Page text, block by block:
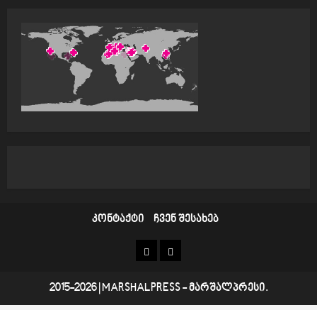
კონტაქტი ჩვენ შესახებ
კონტაქტი
ჩვენ
2015-2026 MARSHALPRESS- მარშალპრესი.